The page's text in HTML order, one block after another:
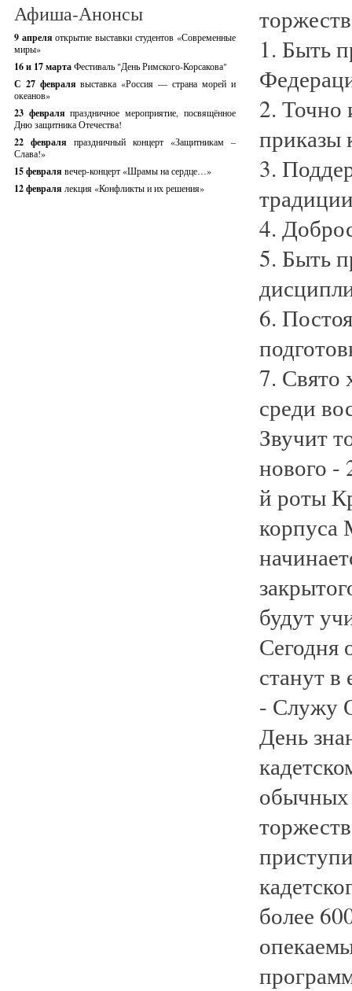
Афиша-Анонсы
9 апреляоткрытие выставки студентов «Современные
миры»
16 и 17 мартаФестиваль "День Римского-Корсакова"
С 27 февралявыставка «Россия — страна морей и
океанов»
23 февраляпраздничное мероприятие, посвящённое
Дню защитника Отечества!
22 февраля праздничный концерт «Защитникам –
Слава!»
15 февраля вечер-концерт «Шрамы на сердце…»
12 февраля лекция «Конфликты и их решения»
1. Быть
2. Точно
приказы
3.
4.
5. Быть
6.
7. Свято
среди
Звучит
нового -
й роты
корпуса
будут
Сегодня
станут
- Служу
День
обычных
более